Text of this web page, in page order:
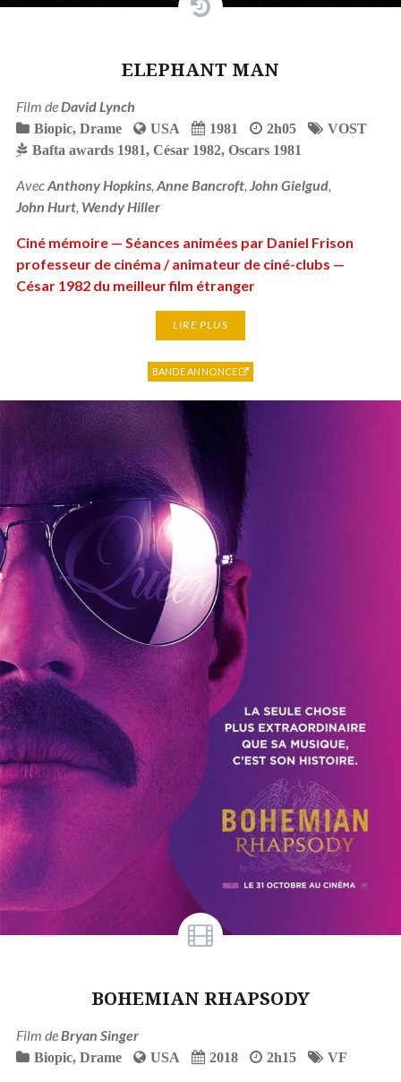
ELEPHANT MAN
Film deDavid Lynch
Biopic, Drame USA 1981 2h05
VOST
Bafta awards 1981, César 1982, Oscars 1981
AvecAnthony Hopkins, Anne Bancroft, John Gielgud,
John Hurt, Wendy Hiller
Ciné mémoire — Séances animées par Daniel Frison
professeur de cinéma / animateur de ciné-clubs —
César 1982 du meilleur film étranger
LIRE PLUS
BANDE ANNONCE
BOHEMIAN RHAPSODY
Film de Bryan Singer
Biopic, Drame USA 2018 2h15 VF